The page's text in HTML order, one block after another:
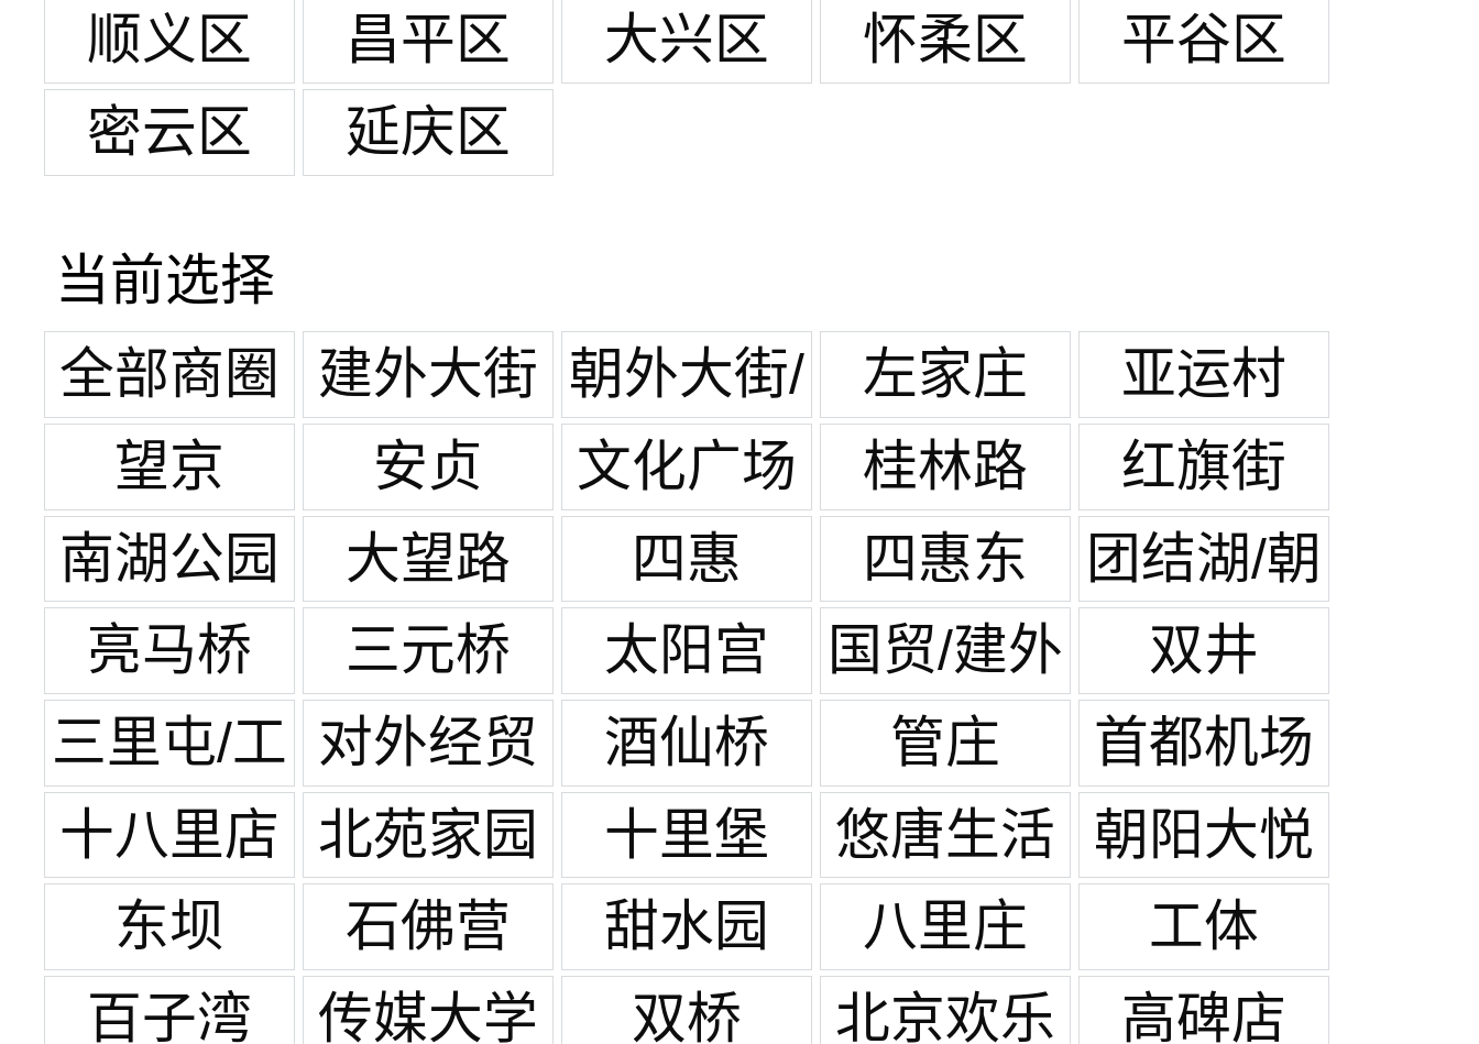
顺义区
昌平区 大兴区 怀柔区
平谷区
密云区
延庆区
当前选择
全部商圈
建外大街 朝外大街/
世贸天阶
左家庄
亚运村
望京
安贞 文化广场 桂林路
红旗街
南湖公园
大望路 四惠 四惠东
团结湖/朝
阳公园
亮马桥 三元桥 太阳宫 国贸/建外
双井
三里屯/工
体
对外经贸 酒仙桥 管庄
首都机场
十八里店
北苑家园 十里堡
悠唐生活
广场
朝阳大悦
城
东坝 石佛营 甜水园 八里庄
工体
百子湾
传媒大学 双桥
北京欢乐
高碑店